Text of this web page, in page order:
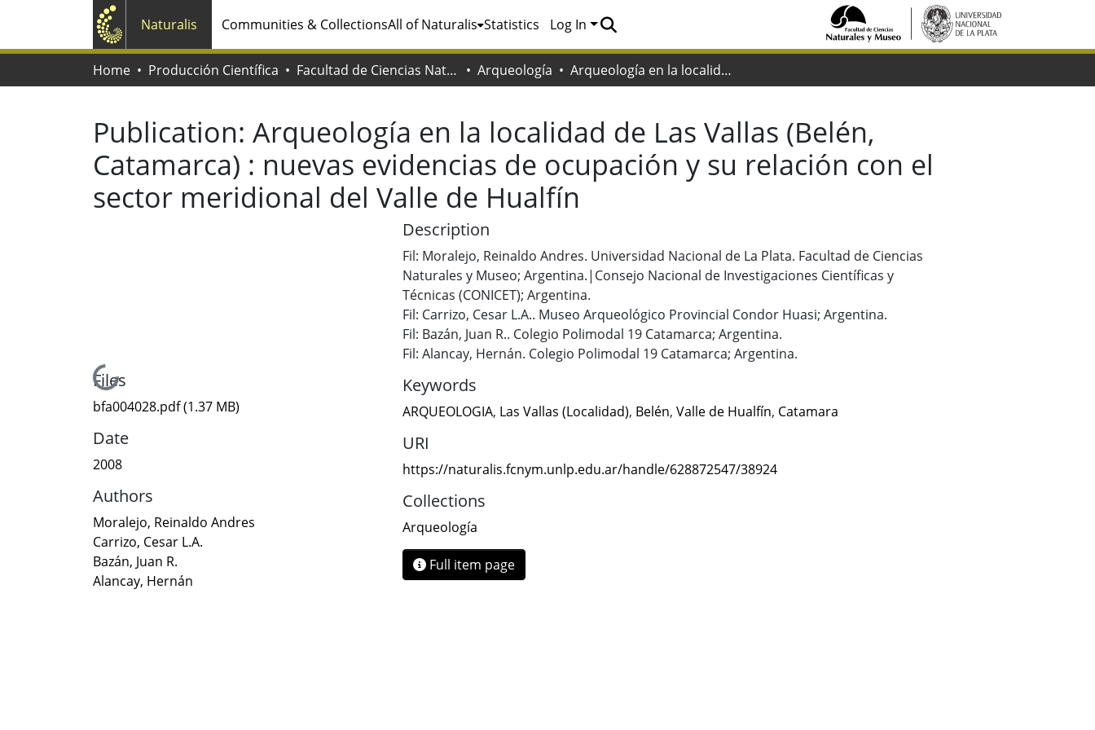
Naturalis Communities & CollectionsAll of Naturalis Statistics Log In
Home Producción Científica Facultad de Ciencias Naturales y Museo Arqueología Arqueología en la localidad de Las Vallas (Belén, Catamarca) : nuevas evidencias de ocupación y su relación con el sector meridional del Valle de Hualfín
Publication: Arqueología en la localidad de Las Vallas (Belén,
Catamarca) : nuevas evidencias de ocupación y su relación con el
sector meridional del Valle de Hualfín
Loading...
Files
bfa004028.pdf(1.37 MB)
Date
2008
Authors
Moralejo, Reinaldo Andres
Carrizo, Cesar L.A.
Bazán, Juan R.
Alancay, Hernán
Description
Fil: Moralejo, Reinaldo Andres. Universidad Nacional de La Plata. Facultad de Ciencias
Naturales y Museo; Argentina.|Consejo Nacional de Investigaciones Científicas y
Técnicas (CONICET); Argentina.
Fil: Carrizo, Cesar L.A.. Museo Arqueológico Provincial Condor Huasi; Argentina.
Fil: Bazán, Juan R.. Colegio Polimodal 19 Catamarca; Argentina.
Fil: Alancay, Hernán. Colegio Polimodal 19 Catamarca; Argentina.
Keywords
ARQUEOLOGIA, Las Vallas (Localidad), Belén, Valle de Hualfín, Catamara
URI
https://naturalis.fcnym.unlp.edu.ar/handle/628872547/38924
Collections
Arqueología
Full item page